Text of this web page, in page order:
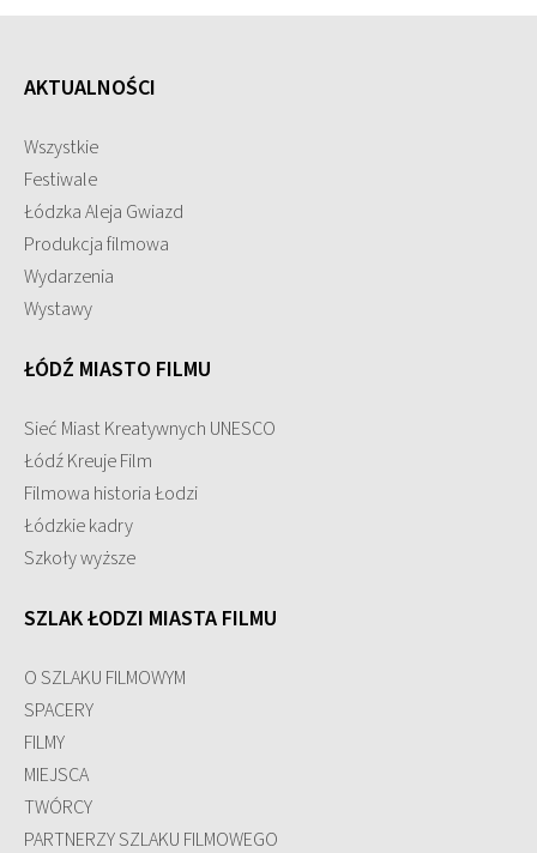
AKTUALNOŚCI
Wszystkie
Festiwale
Łódzka Aleja Gwiazd
Produkcja filmowa
Wydarzenia
Wystawy
ŁÓDŹ MIASTO FILMU
Sieć Miast Kreatywnych UNESCO
Łódź Kreuje Film
Filmowa historia Łodzi
Łódzkie kadry
Szkoły wyższe
SZLAK ŁODZI MIASTA FILMU
O SZLAKU FILMOWYM
SPACERY
FILMY
MIEJSCA
TWÓRCY
PARTNERZY SZLAKU FILMOWEGO